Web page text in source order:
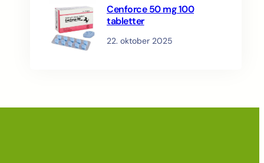
Cenforce 50 mg 100
tabletter
22. oktober 2025